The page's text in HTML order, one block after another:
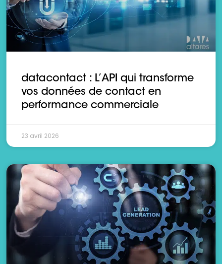
datacontact : L’API qui transforme
vos données de contact en
performance commerciale
23 avril 2026